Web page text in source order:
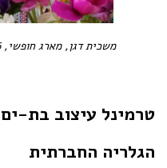
משכית דגן, מארג חופשי, 2026 צילום: באדיבות המשפחה
טרמינל עיצוב בת-ים
הגלריה החברתית